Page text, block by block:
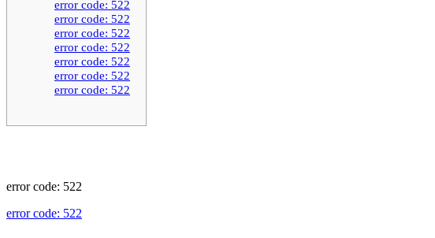
error code: 522
error code: 522
error code: 522
error code: 522
error code: 522
error code: 522
error code: 522
error code: 522
error code: 522